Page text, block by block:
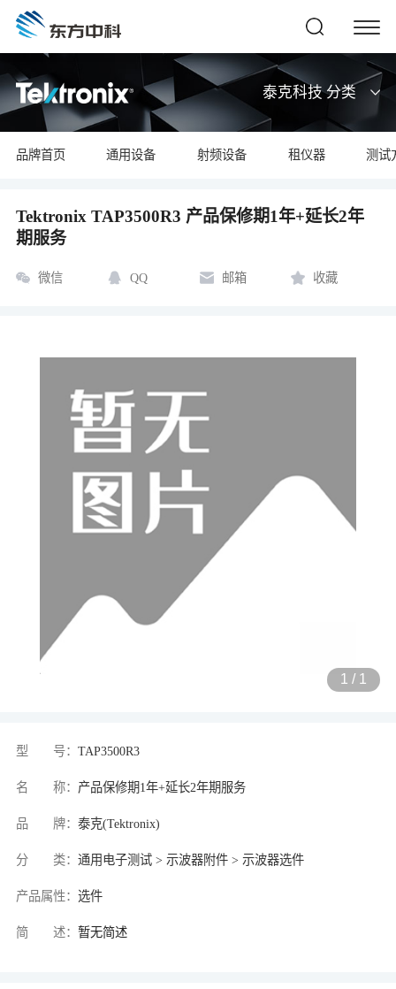
泰克科技 分类
品牌首页 通用设备 射频设备 租仪器 测试
Tektronix TAP3500R3 产品保修期1年+延长2年
期服务
微信 QQ 邮箱 收藏
1 / 1
型 号： TAP3500R3
名 称： 产品保修期1年+延长2年期服务
品 牌： 泰克(Tektronix)
分 类： 通用电子测试 > 示波器附件 > 示波器选件
产品属性： 选件
简 述： 暂无简述